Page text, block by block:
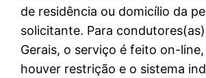
de residência ou domicílio da
solicitante. Para
Gerais, o serviço é feito on-
houver restrição e o sistema